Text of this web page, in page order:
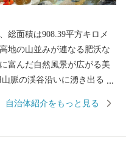
総面積は908.39平方キロメ
地の山並みが連なる肥沃な
富んだ自然風景が広がる美
脈の渓谷沿いに湧き出る花
る清流が、情緒豊かな風景
自治体紹介をもっと見る